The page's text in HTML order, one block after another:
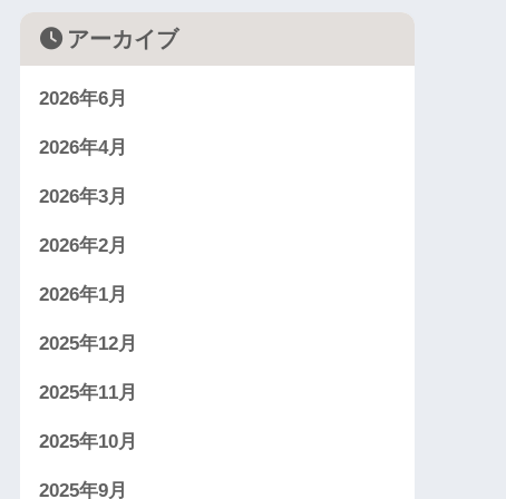
アーカイブ
2026年6月
2026年4月
2026年3月
2026年2月
2026年1月
2025年12月
2025年11月
2025年10月
2025年9月